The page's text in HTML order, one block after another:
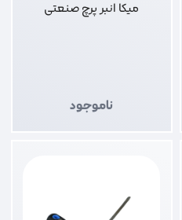
میکا انبر پرچ صنعتی
ناموجود